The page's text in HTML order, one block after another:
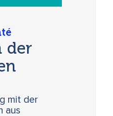
der
mit der
aus